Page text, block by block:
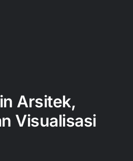
Arsitek,
Visualisasi